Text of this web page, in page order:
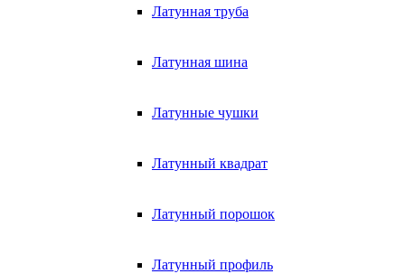
Латунная труба
Латунная шина
Латунные чушки
Латунный квадрат
Латунный порошок
Латунный профиль